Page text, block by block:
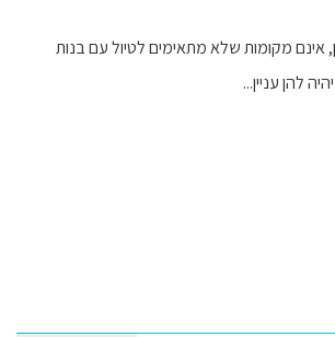
אינם מקומות שלא מתאימים לטיול עם בנות
להן עניין...